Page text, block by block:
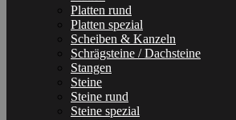
Platten rund
Platten spezial
Scheiben & Kanzeln
Schrägsteine / Dachsteine
Stangen
Steine
Steine rund
Steine spezial